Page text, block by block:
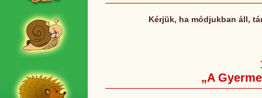
Kérjük, ha módjukban áll,
„A